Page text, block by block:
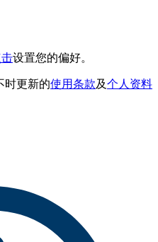
击设置您的偏好。
时更新的使用条款及个人资料